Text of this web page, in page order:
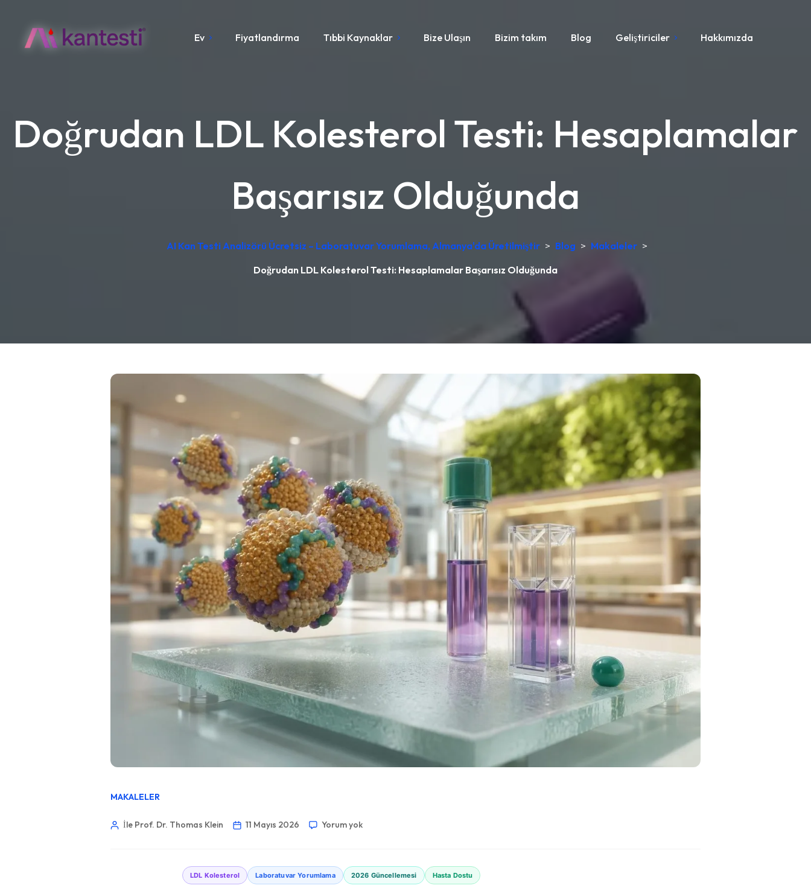
Ev Fiyatlandırma Tıbbi Kaynaklar Bize Ulaşın Bizim takım Blog Geliştiriciler Hakkımızda
Doğrudan LDL Kolesterol Testi: Hesaplamalar
Başarısız Olduğunda
AI Kan Testi Analizörü Ücretsiz – Laboratuvar Yorumlama, Almanya'da Üretilmiştir > Blog > Makaleler >
Doğrudan LDL Kolesterol Testi: Hesaplamalar Başarısız Olduğunda
MAKALELER
İle Prof. Dr. Thomas Klein 11 Mayıs 2026 Yorum yok
LDL Kolesterol Laboratuvar Yorumlama 2026 Güncellemesi Hasta Dostu